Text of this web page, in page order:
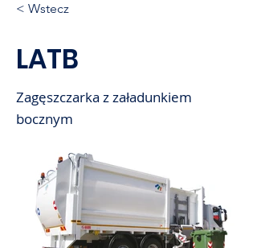
< Wstecz
LATB
Zagęszczarka z załadunkiem
bocznym